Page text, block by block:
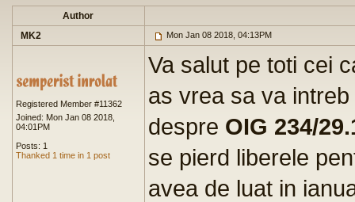
Author
MK2
Mon Jan 08 2018, 04:13PM
Registered Member #11362
Joined: Mon Jan 08 2018,
04:01PM
Posts: 1
Thanked 1 time in 1 post
Va salut pe toti cei
as vrea sa va
despre OIG 234/
se pierd liberele
avea de luat in